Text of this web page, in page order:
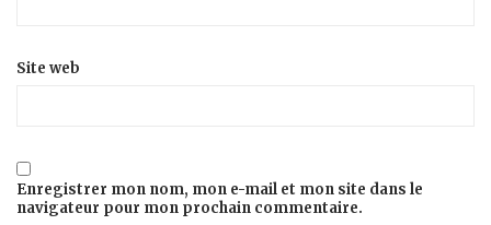
Site web
Enregistrer mon nom, mon e-mail et mon site dans le
navigateur pour mon prochain commentaire.